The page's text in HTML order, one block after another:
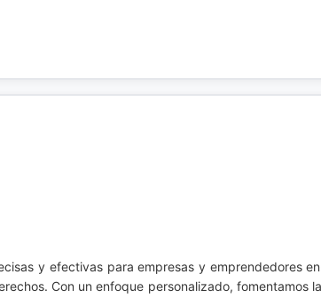
y efectivas para empresas y emprendedores
Con un enfoque personalizado, fomentamos